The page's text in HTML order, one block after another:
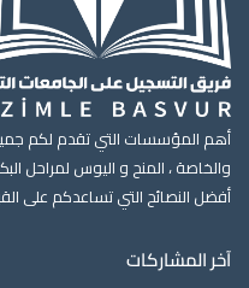
أهم المؤسسات التي تقدم لكم جميع
والخاصة ، المنح و اليوس لمراحل
أفضل النصائح التي تساعدكم على
آخر المشاركات